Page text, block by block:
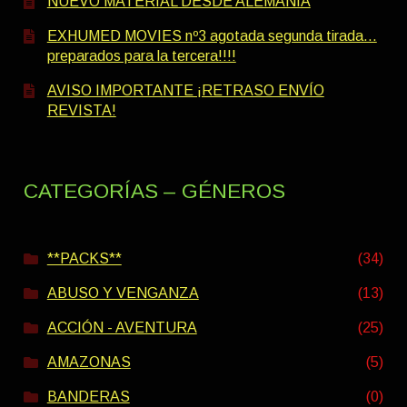
EXHUMED MOVIES nº3 agotada segunda tirada…
preparados para la tercera!!!!
AVISO IMPORTANTE ¡RETRASO ENVÍO
REVISTA!
CATEGORÍAS – GÉNEROS
**PACKS** (34)
ABUSO Y VENGANZA (13)
ACCIÓN - AVENTURA (25)
AMAZONAS (5)
BANDERAS (0)